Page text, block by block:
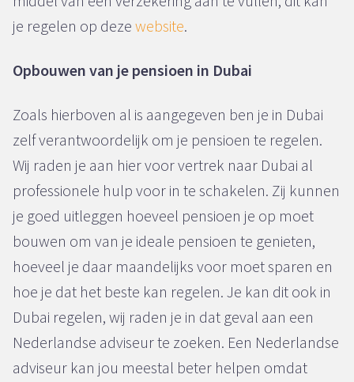
je regelen op deze website.
Opbouwen van je pensioen in Dubai
Zoals hierboven al is aangegeven ben je in Dubai
zelf verantwoordelijk om je pensioen te regelen.
Wij raden je aan hier voor vertrek naar Dubai al
professionele hulp voor in te schakelen. Zij kunnen
je goed uitleggen hoeveel pensioen je op moet
bouwen om van je ideale pensioen te genieten,
hoeveel je daar maandelijks voor moet sparen en
hoe je dat het beste kan regelen. Je kan dit ook in
Dubai regelen, wij raden je in dat geval aan een
Nederlandse adviseur te zoeken. Een Nederlandse
adviseur kan jou meestal beter helpen omdat